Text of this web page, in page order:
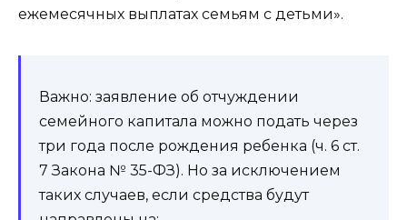
ежемесячных выплатах семьям с детьми».
Важно: заявление об отчуждении
семейного капитала можно подать через
три года после рождения ребенка (ч. 6 ст.
7 Закона № 35-ФЗ). Но за исключением
таких случаев, если средства будут